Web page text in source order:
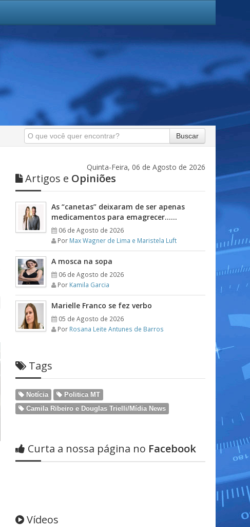
Buscar
Quinta-Feira, 06 de Agosto de 2026
Artigos e Opiniões
As “canetas” deixaram de ser apenas
medicamentos para emagrecer……
06 de Agosto de 2026
Por Max Wagner de Lima e Maristela Luft
A mosca na sopa
06 de Agosto de 2026
Por Kamila Garcia
Marielle Franco se fez verbo
05 de Agosto de 2026
Por Rosana Leite Antunes de Barros
Tags
Notícia
Politica MT
Camila Ribeiro e Douglas Trielli/Mídia News
Curta a nossa página no Facebook
Vídeos